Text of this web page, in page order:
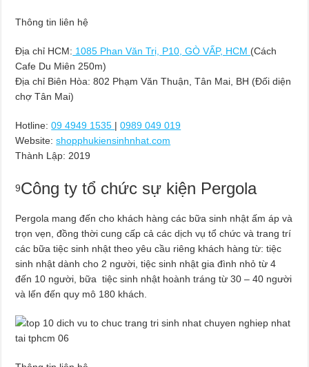
Thông tin liên hệ
Địa chỉ HCM: 1085 Phan Văn Trị, P10, GÒ VẤP, HCM (Cách
Cafe Du Miên 250m)
Địa chỉ Biên Hòa: 802 Phạm Văn Thuận, Tân Mai, BH (Đối diện
chợ Tân Mai)
Hotline: 09 4949 1535 |0989 049 019
Website:shopphukiensinhnhat.com
Thành Lập: 2019
9Công ty tổ chức sự kiện Pergola
Pergola mang đến cho khách hàng các bữa sinh nhật ấm áp và
trọn vẹn, đồng thời cung cấp cả các dịch vụ tổ chức và trang trí
các bữa tiệc sinh nhật theo yêu cầu riêng khách hàng từ: tiệc
sinh nhật dành cho 2 người, tiệc sinh nhật gia đình nhỏ từ 4
đến 10 người, bữa tiệc sinh nhật hoành tráng từ 30 – 40 người
và lến đến quy mô 180 khách.